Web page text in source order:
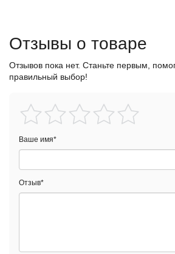
Отзывы о товаре
Отзывов пока нет. Станьте первым,
правильный выбор!
Ваше имя*
Отзыв*